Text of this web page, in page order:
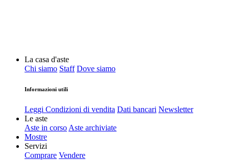
La casa d'aste
Chi siamo Staff Dove siamo
Informazioni utili
Leggi Condizioni di vendita Dati bancari Newsletter
Le aste
Aste in corso Aste archiviate
Mostre
Servizi
Comprare Vendere